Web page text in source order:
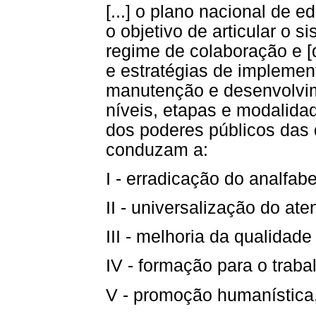
[...] o plano nacional de
o objetivo de articular o
regime de colaboração e
e estratégias de
manutenção e
níveis, etapas e
dos poderes públicos
conduzam a:
I - erradicação do
II - universalização do
III - melhoria da
IV - formação para o
V - promoção